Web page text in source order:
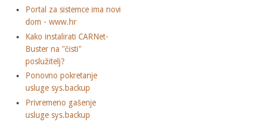
Portal za sistemce ima novi
dom - www.hr
Kako instalirati CARNet-
Buster na "čisti"
poslužitelj?
Ponovno pokretanje
usluge sys.backup
Privremeno gašenje
usluge sys.backup